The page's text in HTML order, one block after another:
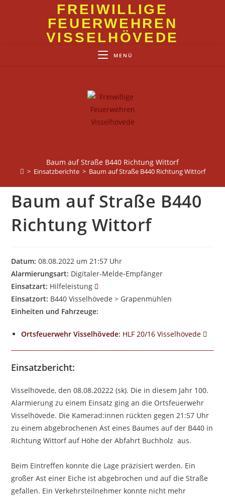
FREIWILLIGE
FEUERWEHREN
VISSELHÖVEDE
MENÜ
Baum auf Straße B440 Richtung Wittorf
> Einsatzberichte > Baum auf Straße B440 Richtung Wittorf
Baum auf Straße B440
Richtung Wittorf
Datum: 08.08.2022 um 21:57 Uhr
Alarmierungsart: Digitaler-Melde-Empfänger
Einsatzart: Hilfeleistung
Einsatzort: B440 Visselhövede > Grapenmühlen
Einheiten und Fahrzeuge:
Ortsfeuerwehr Visselhövede: HLF 20/16 Visselhövede
Einsatzbericht:
Visselhövede, den 08.08.20222 (sk). Die in diesem Jahr 100.
Alarmierung zu einem Einsatz ging an die Ortsfeuerwehr
Visselhövede. Die Kamerad:innen rückten gegen 21:57 Uhr
zu einem abgebrochenen Ast eines Baumes auf der B440 in
Richtung Wittorf auf Höhe der Abfahrt Buchholz aus.
Beim Eintreffen konnte die Lage präzisiert werden. Ein
großer Ast einer Eiche ist abgebrochen und auf die Straße
gefallen. Ein Verkehrsteilnehmer konnte nicht mehr